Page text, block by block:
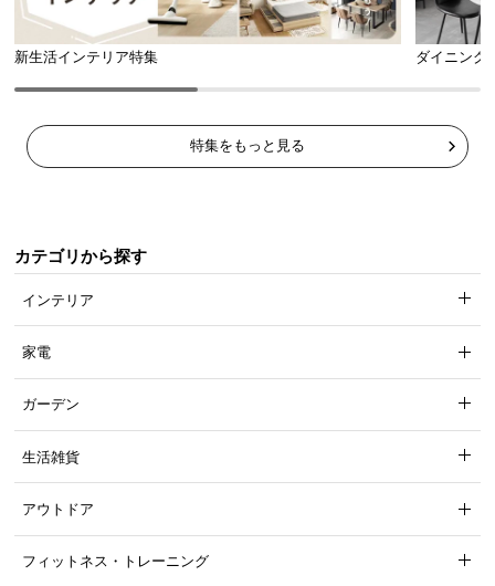
新生活インテリア特集 ダイニング
特集をもっと見る
カテゴリから探す
インテリア
家電
ガーデン
生活雑貨
アウトドア
フィットネス・トレーニング